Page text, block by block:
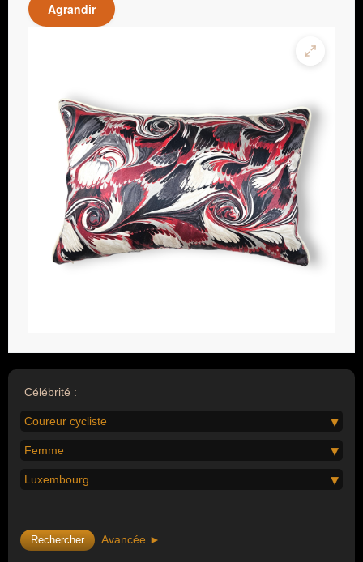
Agrandir
Célébrité :
Coureur cycliste
Femme
Luxembourg
Avancée ►